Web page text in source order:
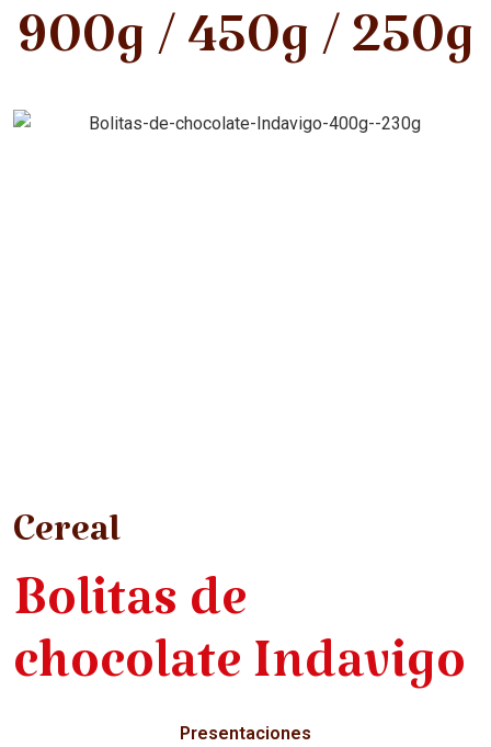
900g / 450g / 250g
Cereal
Bolitas de
chocolate Indavigo
Presentaciones